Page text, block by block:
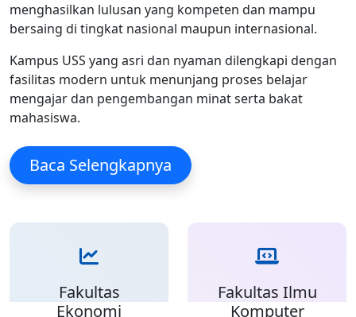
menghasilkan lulusan yang kompeten dan mampu
bersaing di tingkat nasional maupun internasional.
Kampus USS yang asri dan nyaman dilengkapi dengan
fasilitas modern untuk menunjang proses belajar
mengajar dan pengembangan minat serta bakat
mahasiswa.
Baca Selengkapnya
Fakultas
Ekonomi
Fakultas Ilmu
Komputer